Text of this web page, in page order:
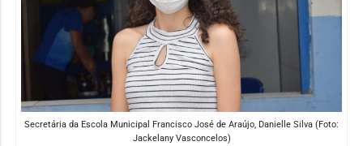
Secretária da Escola Municipal Francisco José de Araújo, Danielle Silva (Foto:
Jackelany Vasconcelos)